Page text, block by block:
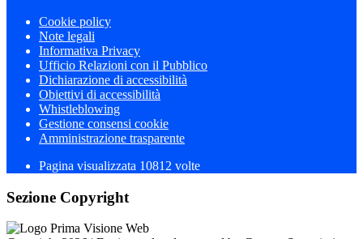
Cookie policy
Note legali
Informativa Privacy
Ufficio Relazioni con il Pubblico
Dichiarazione di accessibilità
Obiettivi di accessibilità
Whistleblowing
Gestione consensi cookie
Amministrazione trasparente
Pagina visualizzata 10812 volte
Sezione Copyright